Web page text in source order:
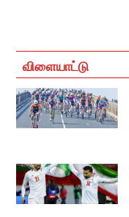
விளையாட்டு